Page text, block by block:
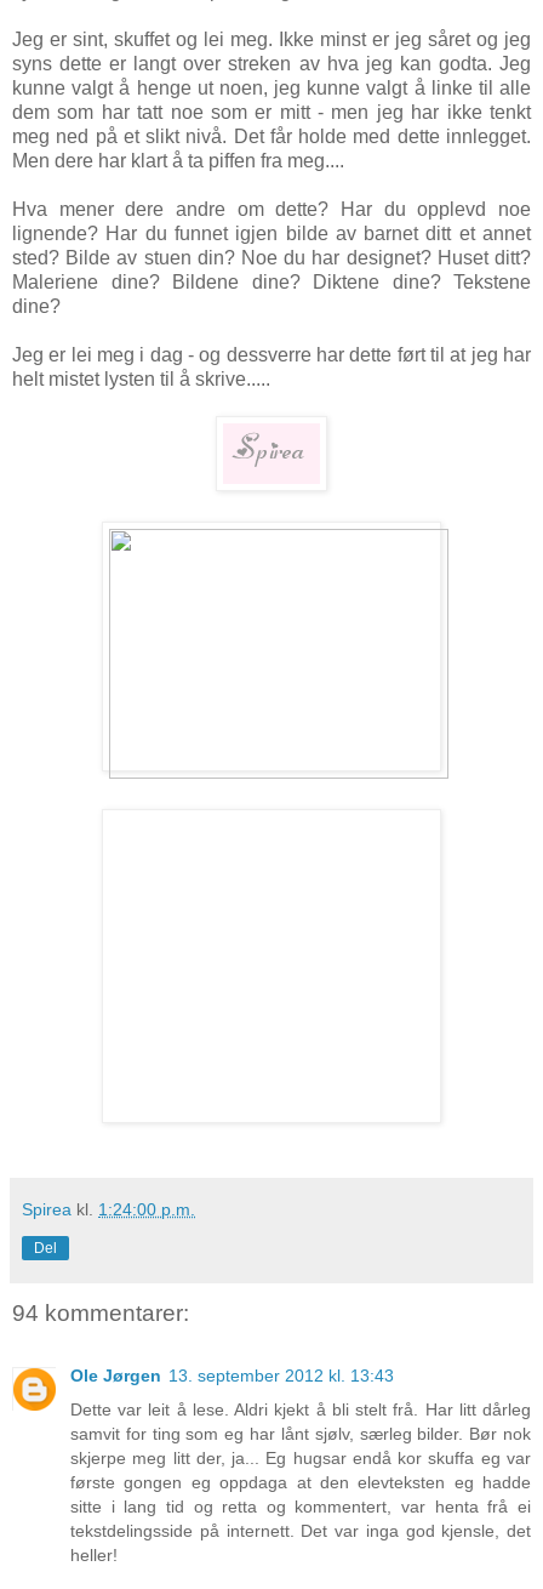
Jeg er sint, skuffet og lei meg. Ikke minst er jeg såret og jeg
syns dette er langt over streken av hva jeg kan godta. Jeg
kunne valgt å henge ut noen, jeg kunne valgt å linke til alle
dem som har tatt noe som er mitt - men jeg har ikke tenkt
meg ned på et slikt nivå. Det får holde med dette innlegget.
Men dere har klart å ta piffen fra meg....
Hva mener dere andre om dette? Har du opplevd noe
lignende? Har du funnet igjen bilde av barnet ditt et annet
sted? Bilde av stuen din? Noe du har designet? Huset ditt?
Maleriene dine? Bildene dine? Diktene dine? Tekstene
dine?
Jeg er lei meg i dag - og dessverre har dette ført til at jeg har
helt mistet lysten til å skrive.....
Spirea kl. 1:24:00 p.m.
Del
94 kommentarer:
Ole Jørgen 13. september 2012 kl. 13:43
Dette var leit å lese. Aldri kjekt å bli stelt frå. Har litt dårleg
samvit for ting som eg har lånt sjølv, særleg bilder. Bør nok
skjerpe meg litt der, ja... Eg hugsar endå kor skuffa eg var
første gongen eg oppdaga at den elevteksten eg hadde
sitte i lang tid og retta og kommentert, var henta frå ei
tekstdelingsside på internett. Det var inga god kjensle, det
heller!